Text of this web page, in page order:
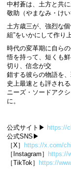
中村蒼は、土方と共
敬助（やまなみ・けい
土方歳三が、強烈な
組”をいかにして作り
時代の変革期に自ら
悟を持って、短くも
切り、信念が交
錯する彼らの物語を
史上最速とも評され
ニーズ・ソードアク
に。
公式サイト▶ https://
公式SNS▶
［X］
https://x.com/
［Instagram］
https://
［TikTok］
https://